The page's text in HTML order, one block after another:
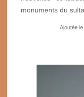
monuments du
Ajoutée